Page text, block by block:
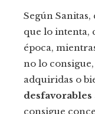
Según
que lo intenta,
época,
no lo consigue,
adquiridas o
consigue